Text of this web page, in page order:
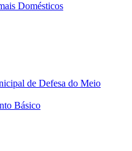
Domésticos
de Defesa do Meio
Básico